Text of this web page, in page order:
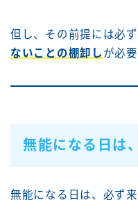
但し、その前提には必ず
ないことの棚卸し が必
無能になる日は
無能になる日は、必ず来